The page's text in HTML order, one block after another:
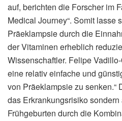
auf, berichten die Forscher im
Medical Journey“. Somit lasse
Präeklampsie durch die
der Vitaminen erheblich
Wissenschaftler. Felipe
eine relativ einfache und
von Präeklampsie zu senken.“
das Erkrankungsrisiko
Frühgeburten durch die